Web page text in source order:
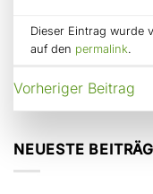
Dieser Eintrag wurde
auf den permalink.
Vorheriger Beitrag
NEUESTE